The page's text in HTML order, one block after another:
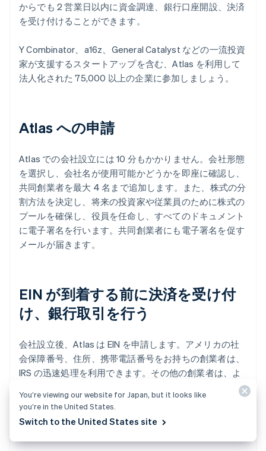
からでも 2 営業日以内に資金調達、銀行口座開設、決済
を受け付けることができます。
Y Combinator、a16z、General Catalyst などの一流投資
家が支援するスタートアップを含む、Atlas を利用して
法人化された 75,000 以上の企業に参加しましょう。
Atlas への申請
Atlas での会社設立には 10 分もかかりません。会社形態
を選択し、会社名が使用可能かどうかを即座に確認し、
共同創業者を最大 4 名まで追加します。また、株式の分
割方法を決定し、将来の投資家や従業員のために株式の
プールを確保し、役員を任命し、すべてのドキュメント
に電子署名を行います。共同創業者にも電子署名を促す
メールが届きます。
EIN が到着する前に決済を受け付
け、銀行取引を行う
会社設立後、Atlas は EIN を申請します。アメリカの社
会保障番号、住所、携帯電話番号をお持ちの創業者は、
IRS の迅速処理を利用できます。その他の創業者は、よ
り時間のかかる通常の手続きを行います。また、Atlas
では EIN の取得前決済や銀行取引が可能ですので、EIN
到着前に決済の受け付けや取引を行うことができます。
You’re viewing our website for Japan, but it looks like
you’re in the United States.
Switch to the United States site